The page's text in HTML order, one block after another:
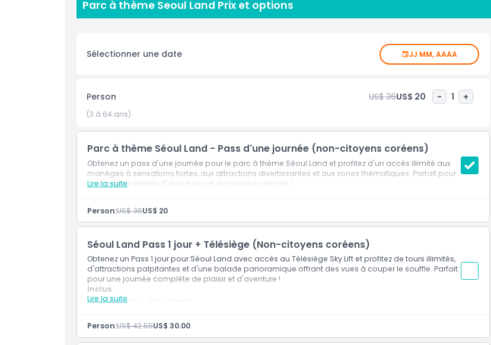
Seoul Land organise également des festivals saisonniers, ajoutant une touche unique à votre visite quel
Inclus
Politique enfant/adulte
Exclus
Heures d'ouverture
À savoir
Emplacement
Parc à thème Seoul Land Prix et options
Sélectionner une date JJ MM, AAAA
Person US$ 36US$ 20 - 1 +
(3 à 64 ans)
Parc à thème Séoul Land - Pass d'une journée (non-citoyens coréens)
Obtenez un pass d'une journée pour le parc à thème Séoul Land et profitez d'un accès illimité aux
manèges à sensations fortes, aux attractions divertissantes et aux zones thématiques. Parfait pour
une journée entière d'aventures et de plaisir en famille !
Lire la suite
Person:US$ 36US$ 20
Séoul Land Pass 1 jour + Télésiège (Non-citoyens coréens)
Obtenez un Pass 1 jour pour Séoul Land avec accès au Télésiège Sky Lift et profitez de tours illimités,
d'attractions palpitantes et d'une balade panoramique offrant des vues à couper le souffle. Parfait
pour une journée complète de plaisir et d'aventure !
Lire la suite
Inclus
Entrée pour : Séoul Land
Person:US$ 42.55US$ 30.00